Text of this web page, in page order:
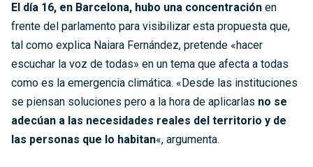
El día 16, en Barcelona, hubo una concentración en
frente del parlamento para visibilizar esta propuesta que,
tal como explica Naiara Fernández, pretende «hacer
escuchar la voz de todas» en un tema que afecta a todas
como es la emergencia climática. «Desde las instituciones
se piensan soluciones pero a la hora de aplicarlas no se
adecúan a las necesidades reales del territorio y de
las personas que lo habitan«, argumenta.